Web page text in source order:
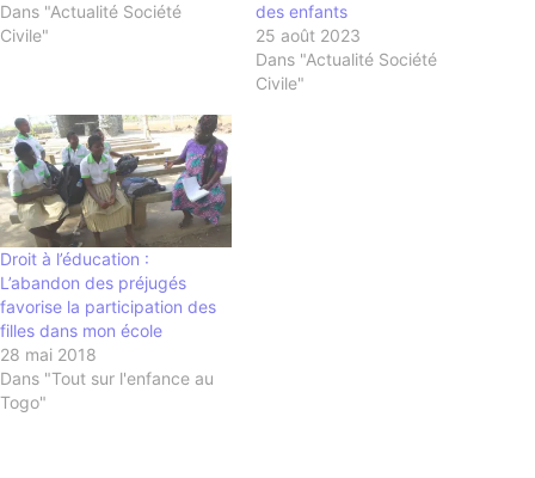
Dans "Actualité Société
Civile"
des enfants
25 août 2023
Dans "Actualité Société
Civile"
Droit à l’éducation :
L’abandon des préjugés
favorise la participation des
filles dans mon école
28 mai 2018
Dans "Tout sur l'enfance au
Togo"